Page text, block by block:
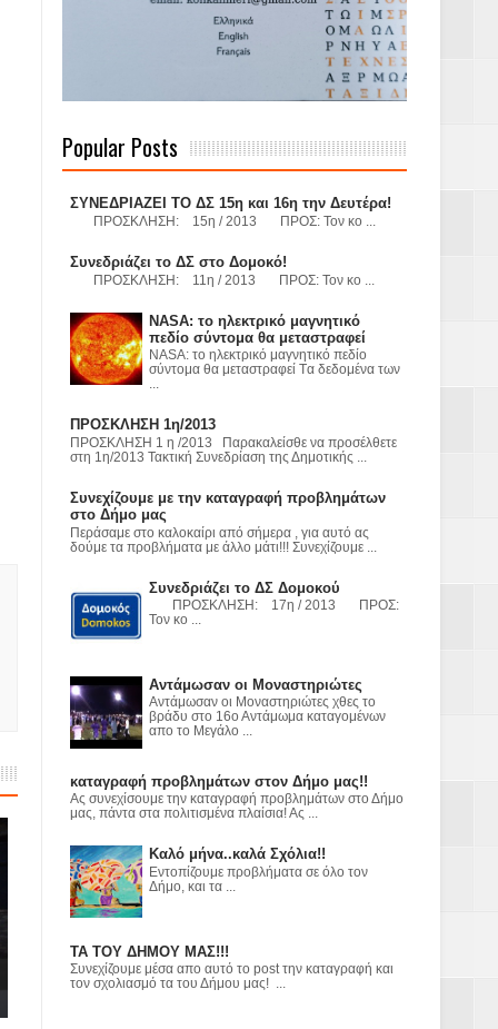
με σκοπό
Popular Posts
ΣΥΝΕΔΡΙΑΖΕΙ ΤΟ ΔΣ 15η και 16η την Δευτέρα!
ΠΡΟΣΚΛΗΣΗ: 15η / 2013 ΠΡΟΣ: Τον κο ...
Συνεδριάζει το ΔΣ στο Δομοκό!
ΠΡΟΣΚΛΗΣΗ: 11η / 2013 ΠΡΟΣ: Τον κο ...
NASA: το ηλεκτρικό μαγνητικό
πεδίο σύντομα θα μεταστραφεί
NASA: το ηλεκτρικό μαγνητικό πεδίο
σύντομα θα μεταστραφεί Tα δεδομένα των
ΠΡΟΣΚΛΗΣΗ 1η/2013
ΠΡΟΣΚΛΗΣΗ 1 η /2013 Παρακαλείσθε να προσέλθετε
στη 1η/2013 Τακτική Συνεδρίαση της Δημοτικής ...
Συνεχίζουμε με την καταγραφή προβλημάτων
στο Δήμο μας
Περάσαμε στο καλοκαίρι από σήμερα , για αυτό ας
δούμε τα προβλήματα με άλλο μάτι!!! Συνεχίζουμε ...
Συνεδριάζει το ΔΣ Δομοκού
ΠΡΟΣΚΛΗΣΗ: 17η / 2013 ΠΡΟΣ:
Τον κο ...
Αντάμωσαν οι Μοναστηριώτες
Αντάμωσαν οι Μοναστηριώτες χθες το
βράδυ στο 16ο Αντάμωμα καταγομένων
απο το Μεγάλο ...
καταγραφή προβλημάτων στον Δήμο μας!!
Ας συνεχίσουμε την καταγραφή προβλημάτων στο Δήμο
μας, πάντα στα πολιτισμένα πλαίσια! Ας ...
Καλό μήνα..καλά Σχόλια!!
Εντοπίζουμε προβλήματα σε όλο τον
Δήμο, και τα ...
ΤΑ ΤΟΥ ΔΗΜΟΥ ΜΑΣ!!!
Συνεχίζουμε μέσα απο αυτό το post την καταγραφή και
τον σχολιασμό τα του Δήμου μας! ...